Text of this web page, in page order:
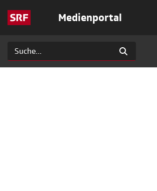
Medienportal